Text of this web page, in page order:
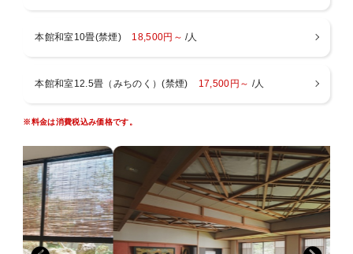
を。地元産、季節感を重視し、板前が腕をふるってお作りし
※お布団はお部屋にあらかじめご準備しております。
■お子様について■
・小学生（大人料金の７０％）
メイン料理に国産和牛すき焼き付き、大人より少なめの
料理
・お子様ランチ、朝食、布団つき（大人料金の５０％）
・お子様ランチ、朝食つき、布団なし（大人料金の４
０％）
本館和室10畳(禁煙) 18,500円～ /人
本館和室12.5畳（みちのく）(禁煙) 17,500円～ /人
※料金は消費税込み価格です。